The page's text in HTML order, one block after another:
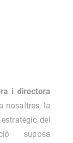
i directora
nosaltres, la
del
suposa